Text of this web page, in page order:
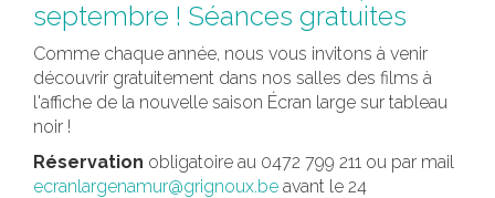
septembre ! Séances gratuites
Comme chaque année, nous vous invitons à venir
découvrir gratuitement dans nos salles des films à
l'affiche de la nouvelle saison Écran large sur tableau
noir !
Réservation obligatoire au 0472 799 211 ou par mail
ecranlargenamur@grignoux.be avant le 24